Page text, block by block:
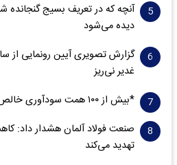
آنچه که در تعریف بسیج گنجانده
دیده می‌شود
گزارش تصویری آیین رونمایی از
غدیر نی‌ریز
*بیش از ۱۰۰ همت سودآوری خالص در سال سخت ۱۴۰۴*
صنعت فولاد آلمان هشدار داد:
تهدید می‌کند